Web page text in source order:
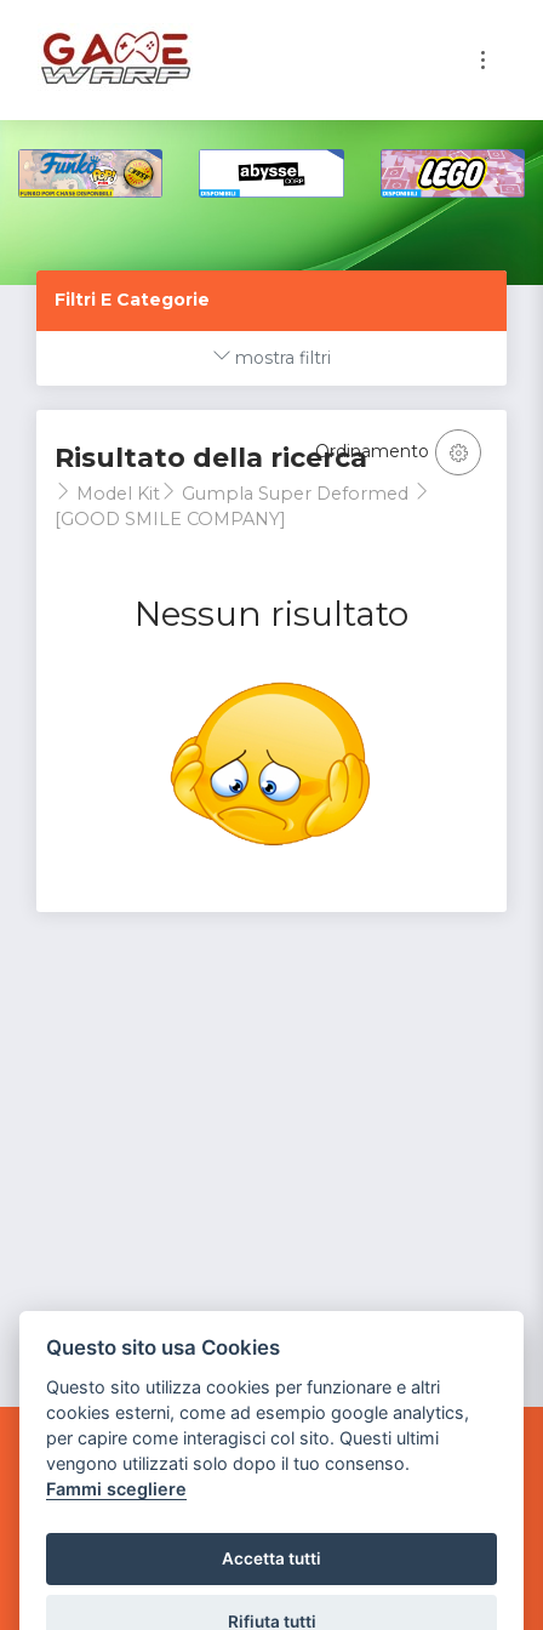
Filtri E Categorie
mostra filtri
Risultato della ricerca
Model Kit
Gumpla Super Deformed
[GOOD SMILE COMPANY]
Nessun risultato
Ordinamento
GAME WARP
BY POWER GAME SRL
Sede Legale
via Villaggio dei Platani, 3
- 25014 Castenedolo, Brescia
Questo sito usa Cookies
Questo sito utilizza cookies per funzionare e altri
cookies esterni, come ad esempio google analytics,
per capire come interagisci col sito. Questi ultimi
vengono utilizzati solo dopo il tuo consenso.
Fammi scegliere
Accetta tutti
Rifiuta tutti